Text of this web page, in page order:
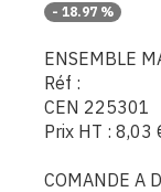
- 18.97 %
ENSEMBLE
Réf :
CEN 225301
Prix HT : 8,03
COMANDE A